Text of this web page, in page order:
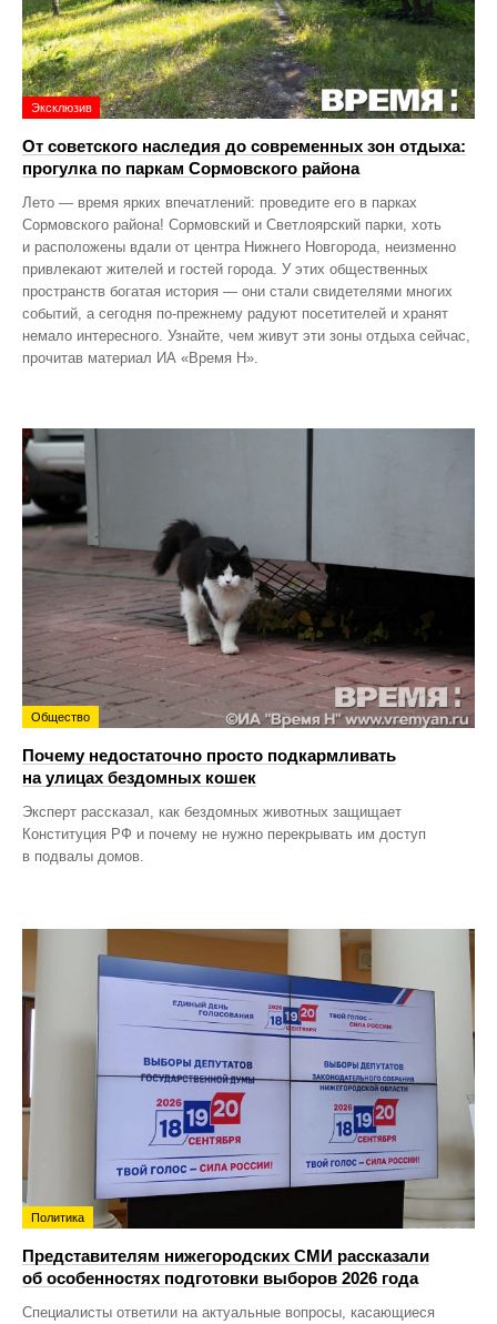
Эксклюзив
От советского наследия до современных зон отдыха:
прогулка по паркам Сормовского района
Лето — время ярких впечатлений: проведите его в парках
Сормовского района! Сормовский и Светлоярский парки, хоть
и расположены вдали от центра Нижнего Новгорода, неизменно
привлекают жителей и гостей города. У этих общественных
пространств богатая история — они стали свидетелями многих
событий, а сегодня по‑прежнему радуют посетителей и хранят
немало интересного. Узнайте, чем живут эти зоны отдыха сейчас,
прочитав материал ИА «Время Н».
Общество
Почему недостаточно просто подкармливать
на улицах бездомных кошек
Эксперт рассказал, как бездомных животных защищает
Конституция РФ и почему не нужно перекрывать им доступ
в подвалы домов.
Политика
Представителям нижегородских СМИ рассказали
об особенностях подготовки выборов 2026 года
Специалисты ответили на актуальные вопросы, касающиеся